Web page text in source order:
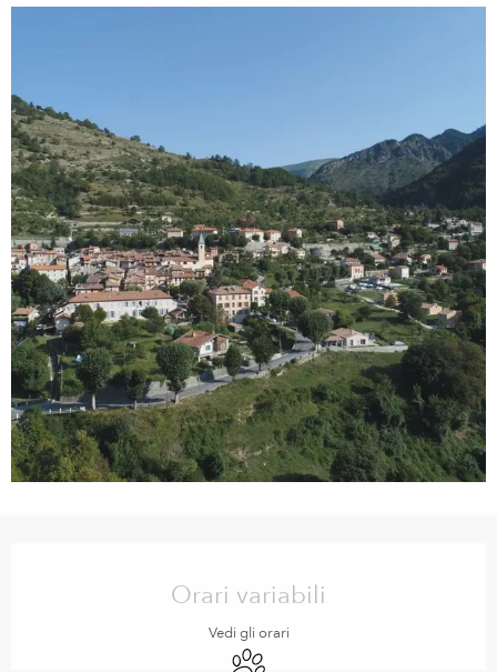
Orari variabili
Vedi gli orari
Animali ammessi